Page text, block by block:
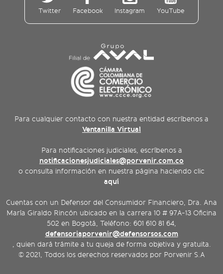
Twitter Facebook Instagram YouTube
Para cualquier contacto con nuestra entidad escríbenos a
Ventanilla Virtual
Para notificaciones judiciales, escríbenos a
notificacionesjudiciales@porvenir.com.co
o consulta información en nuestra página haciendo clic
aquí
Cuentas con un Defensor del Consumidor Financiero, Dra. Ana
María Giraldo Rincón ubicado en la carrera 10 # 97A-13 Oficina
502 en Bogotá, Teléfono: 601 610 81 64,
defensoriaporvenir@defensorsos.com
, quien dará trámite a tu queja de forma objetiva y gratuita.
© 2021, Todos los derechos reservados por Porvenir S.A